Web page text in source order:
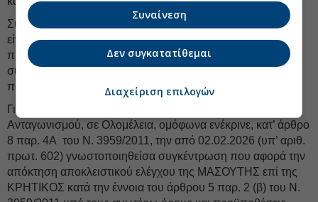
Συμπερασματικά, τα προαναφερόμενα διορθωτικά μέτρα
είναι επαρκή, αναλογικά και κατάλληλα να επιλύσουν τα
προβλήματα ανταγωνισμού που επισημάνθηκαν στις
συγκεκριμένες τοπικές αγορές σε επίπεδο λιανικής
πώλησης κατά την αξιολόγηση της συγκέντρωσης.
Για όλους τους παραπάνω λόγους, η Επιτροπή
Ανταγωνισμού, σε Ολομέλεια, ομόφωνα ενέκρινε, κατ’ άρθρο
8 παρ. 4Α του Ν. 3959/2011, την από 02.02.2026 (υπ’ αριθ.
πρωτ. 602) γνωστοποιηθείσα συγκέντρωση που αφορά την
απόκτηση αποκλειστικού ελέγχου της ΜΑΣΟΥΤΗΣ επί της
ΚΡΗΤΙΚΟΣ κατά την έννοια του άρθρου 5 παρ. 2 (β) του Ν.
Συναίνεση
Δεν συγκατατίθεμαι
Διαχείριση επιλογών